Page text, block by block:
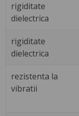
rigiditate
dielectrica
rigiditate
dielectrica
rezistenta la
vibratii